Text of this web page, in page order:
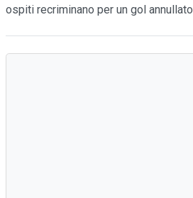
ospiti recriminano per un gol annullato